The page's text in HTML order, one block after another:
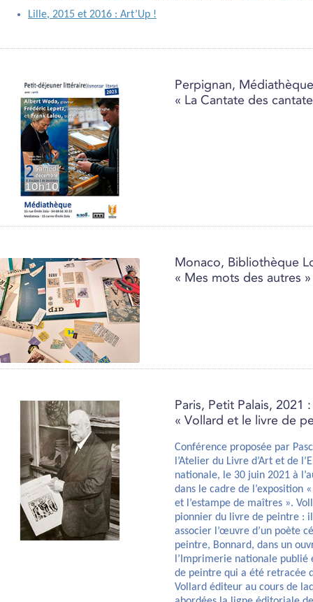
Lille, 2015 et 2016 : Art’Up !
Perpignan,
« La Cantate des
Monaco, Bibliothèque
« Mes mots des autres »
Paris, Petit Palais, 2021 :
« Vollard et le livre de
Conférence proposée par
l’Atelier du Livre d’Art et de
nationale, le 30 juin 2021 à
dans le cadre de l’exposition
et l’estampe de maîtres ».
pionnier du livre de peintre :
associer l’œuvre d’un poète
peintre, Bonnard, dans un
l’Imprimerie nationale publié
de peintre qui a été retracée
Vollard éditeur au cours de